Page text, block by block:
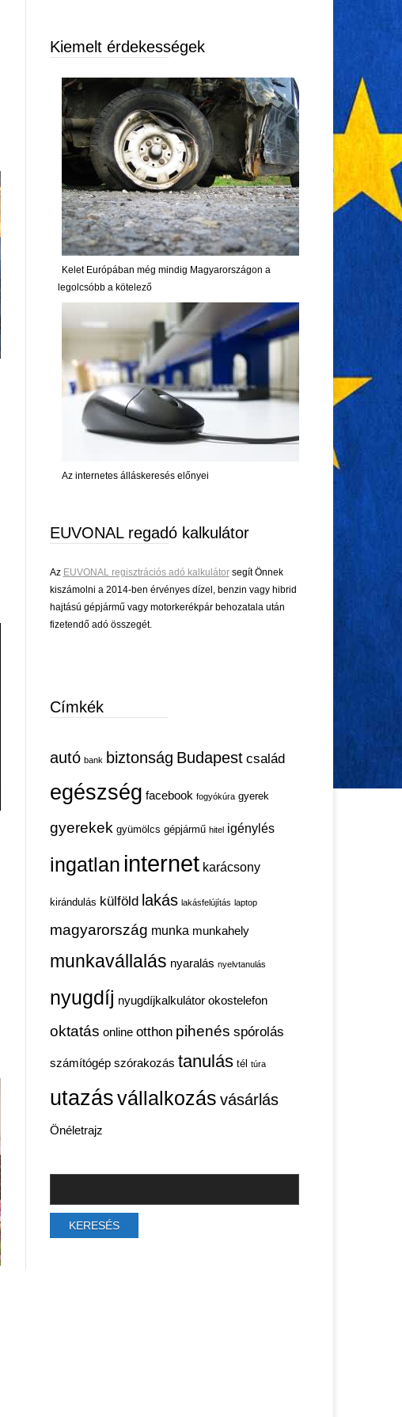
Kiemelt érdekességek
Kelet Európában még mindig Magyarországon a
legolcsóbb a kötelező
Az internetes álláskeresés előnyei
EUVONAL regadó kalkulátor
Az EUVONAL regisztrációs adó kalkulátorsegít Önnek
kiszámolni a 2014-ben érvényes dízel, benzin vagy hibrid
hajtású gépjármű vagy motorkerékpár behozatala után
fizetendő adó összegét.
Címkék
autó bank biztonság Budapest család
egészség facebook fogyókúra gyerek
gyerekek gyümölcs gépjármű hitel igénylés
ingatlan internet karácsony
kirándulás külföld lakás lakásfelújítás laptop
magyarország munka munkahely
munkavállalás nyaralás nyelvtanulás
nyugdíj nyugdíjkalkulátor okostelefon
oktatás online otthon pihenés spórolás
számítógép szórakozás tanulás tél túra
utazásvállalkozás vásárlás
Önéletrajz